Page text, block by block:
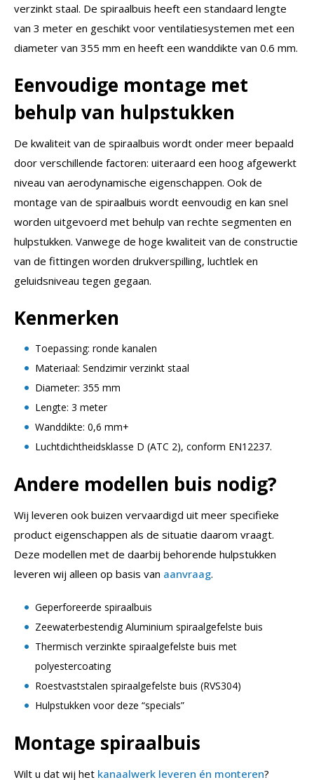
verzinkt staal. De spiraalbuis heeft een standaard lengte
van 3 meter en geschikt voor ventilatiesystemen met een
diameter van 355 mm en heeft een wanddikte van 0.6 mm.
Eenvoudige montage met
behulp van hulpstukken
De kwaliteit van de spiraalbuis wordt onder meer bepaald
door verschillende factoren: uiteraard een hoog afgewerkt
niveau van aerodynamische eigenschappen. Ook de
montage van de spiraalbuis wordt eenvoudig en kan snel
worden uitgevoerd met behulp van rechte segmenten en
hulpstukken. Vanwege de hoge kwaliteit van de constructie
van de fittingen worden drukverspilling, luchtlek en
geluidsniveau tegen gegaan.
Kenmerken
Toepassing: ronde kanalen
Materiaal: Sendzimir verzinkt staal
Diameter: 355 mm
Lengte: 3 meter
Wanddikte: 0,6 mm+
Luchtdichtheidsklasse D (ATC 2), conform EN12237.
Andere modellen buis nodig?
Wij leveren ook buizen vervaardigd uit meer specifieke
product eigenschappen als de situatie daarom vraagt.
Deze modellen met de daarbij behorende hulpstukken
leveren wij alleen op basis van aanvraag.
Geperforeerde spiraalbuis
Zeewaterbestendig Aluminium spiraalgefelste buis
Thermisch verzinkte spiraalgefelste buis met
polyestercoating
Roestvaststalen spiraalgefelste buis (RVS304)
Hulpstukken voor deze “specials”
Montage spiraalbuis
Wilt u dat wij het kanaalwerk leveren én monteren?